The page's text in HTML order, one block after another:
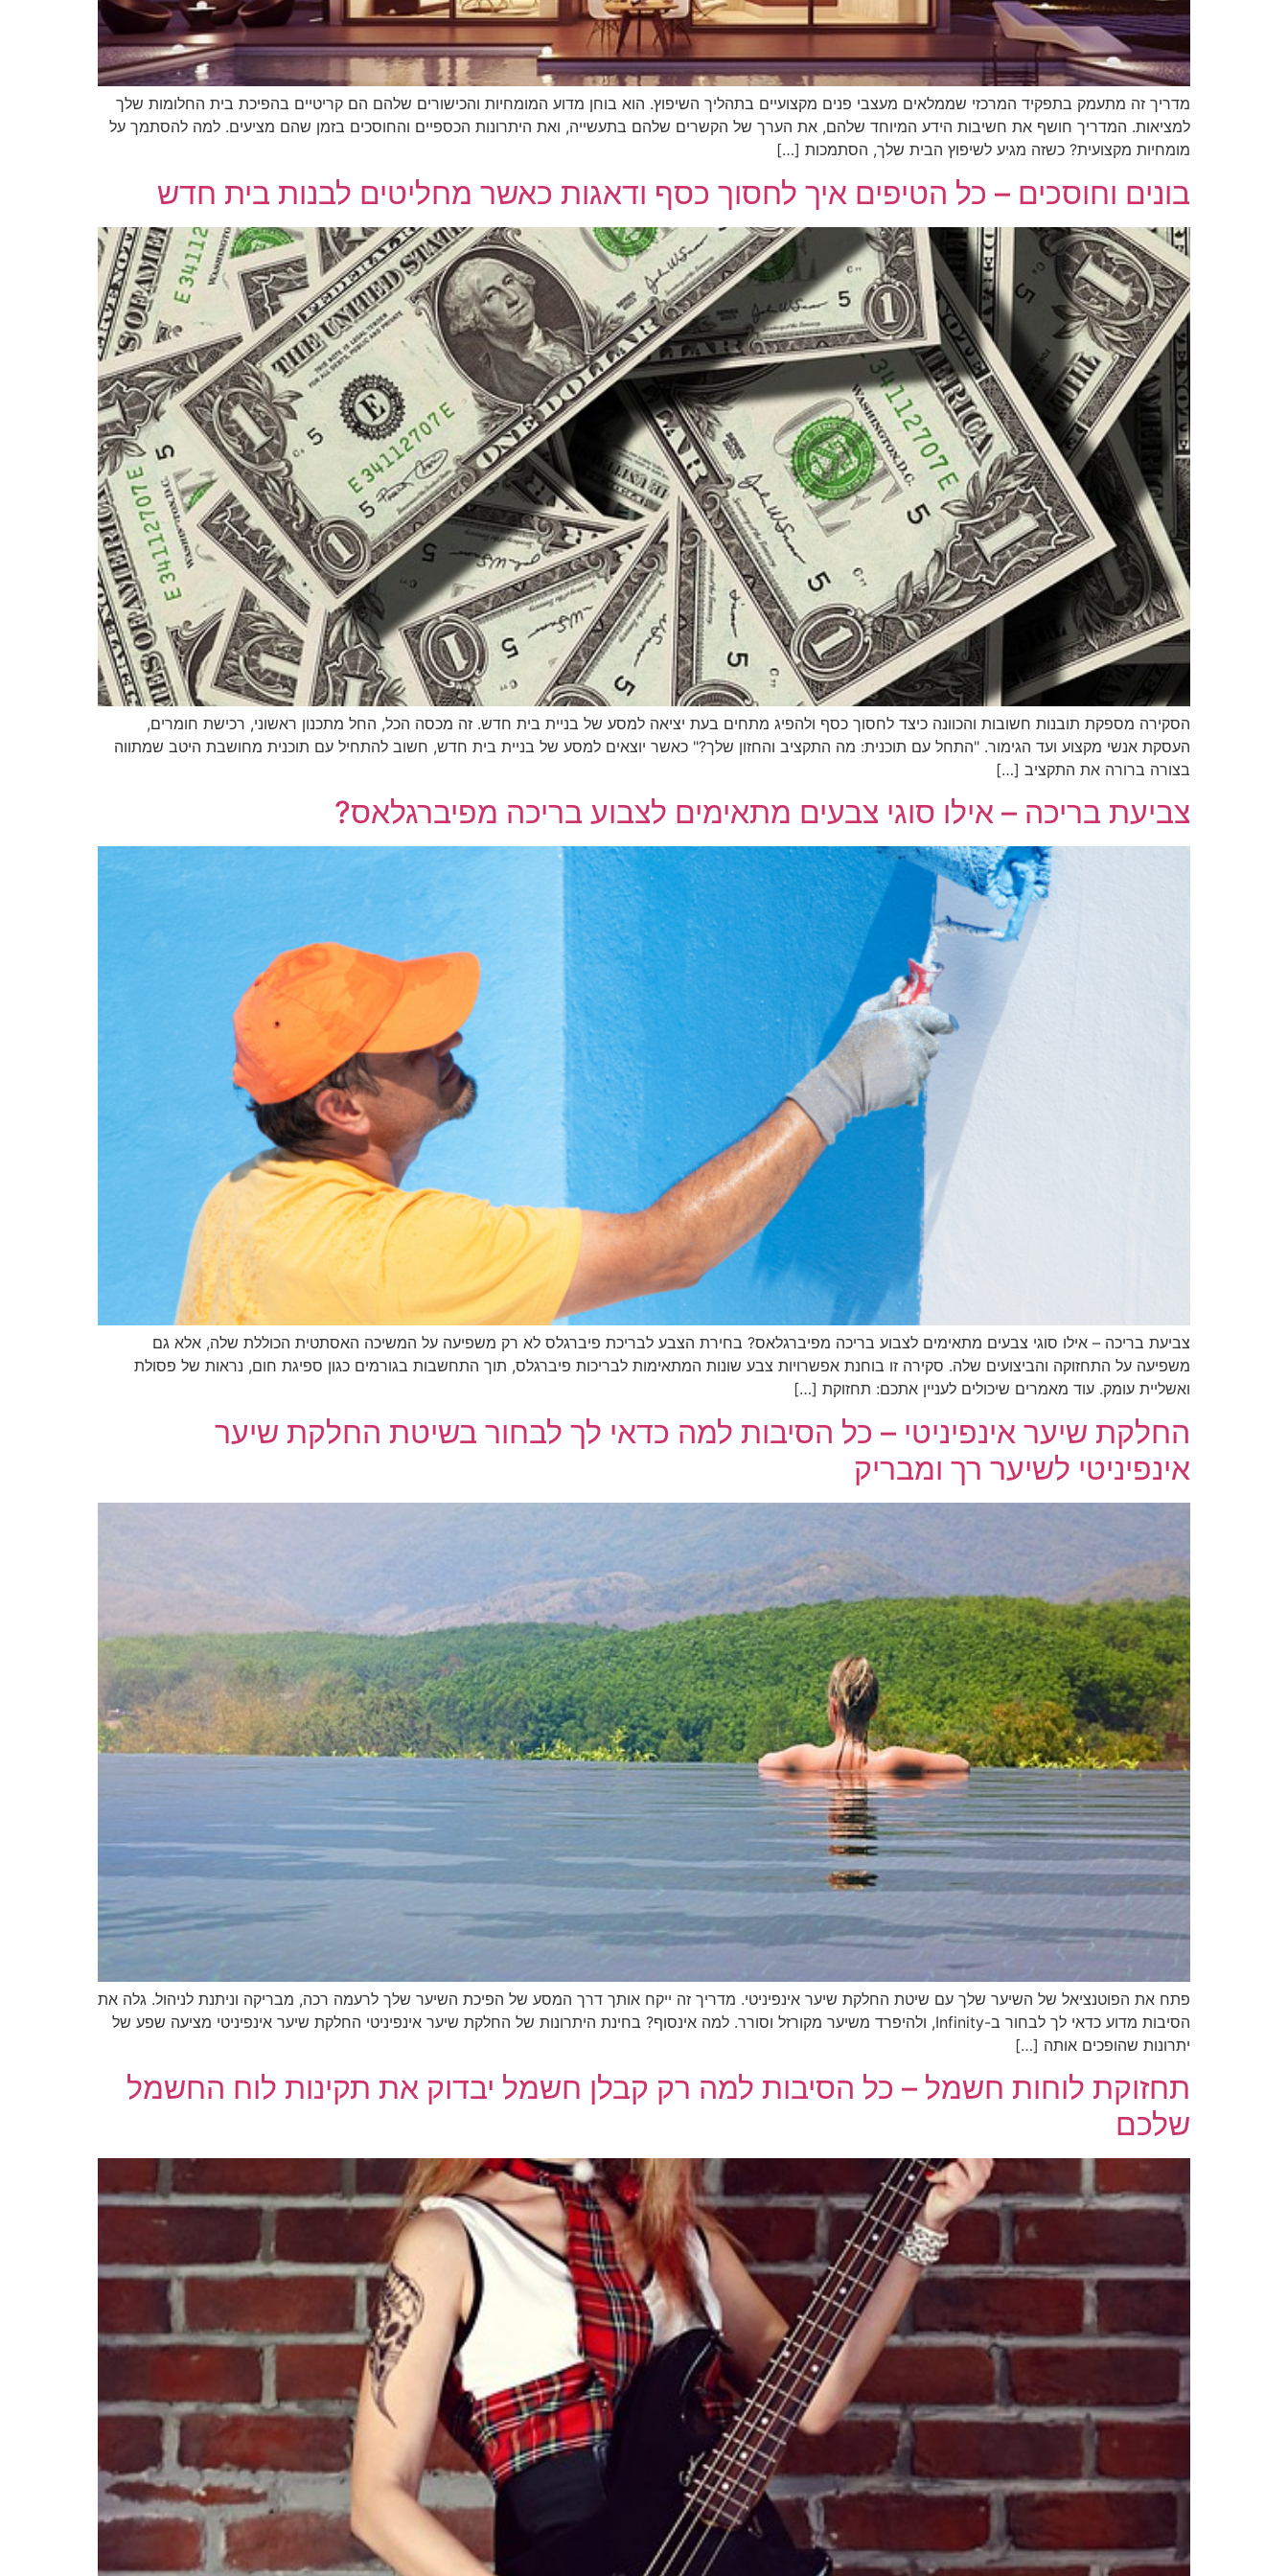
מדריך זה מתעמק בתפקיד המרכזי שממלאים מעצבי פנים מקצועיים בתהליך השיפוץ. הוא בוחן מדוע המומחיות והכישורים שלהם הם קריטיים בהפיכת בית החלומות שלך
למציאות. המדריך חושף את חשיבות הידע המיוחד שלהם, את הערך של הקשרים שלהם בתעשייה, ואת היתרונות הכספיים והחוסכים בזמן שהם מציעים. למה להסתמך על
מומחיות מקצועית? כשזה מגיע לשיפוץ הבית שלך, הסתמכות […]
בונים וחוסכים – כל הטיפים איך לחסוך כסף ודאגות כאשר מחליטים לבנות בית חדש
הסקירה מספקת תובנות חשובות והכוונה כיצד לחסוך כסף ולהפיג מתחים בעת יציאה למסע של בניית בית חדש. זה מכסה הכל, החל מתכנון ראשוני, רכישת חומרים,
העסקת אנשי מקצוע ועד הגימור. "התחל עם תוכנית: מה התקציב והחזון שלך?" כאשר יוצאים למסע של בניית בית חדש, חשוב להתחיל עם תוכנית מחושבת היטב שמתווה
בצורה ברורה את התקציב […]
צביעת בריכה – אילו סוגי צבעים מתאימים לצבוע בריכה מפיברגלאס?
צביעת בריכה – אילו סוגי צבעים מתאימים לצבוע בריכה מפיברגלאס? בחירת הצבע לבריכת פיברגלס לא רק משפיעה על המשיכה האסתטית הכוללת שלה, אלא גם
משפיעה על התחזוקה והביצועים שלה. סקירה זו בוחנת אפשרויות צבע שונות המתאימות לבריכות פיברגלס, תוך התחשבות בגורמים כגון ספיגת חום, נראות של פסולת
ואשליית עומק. עוד מאמרים שיכולים לעניין אתכם: תחזוקת […]
החלקת שיער אינפיניטי – כל הסיבות למה כדאי לך לבחור בשיטת החלקת שיער
אינפיניטי לשיער רך ומבריק
פתח את הפוטנציאל של השיער שלך עם שיטת החלקת שיער אינפיניטי. מדריך זה ייקח אותך דרך המסע של הפיכת השיער שלך לרעמה רכה, מבריקה וניתנת לניהול. גלה את
הסיבות מדוע כדאי לך לבחור ב-Infinity, ולהיפרד משיער מקורזל וסורר. למה אינסוף? בחינת היתרונות של החלקת שיער אינפיניטי החלקת שיער אינפיניטי מציעה שפע של
יתרונות שהופכים אותה […]
תחזוקת לוחות חשמל – כל הסיבות למה רק קבלן חשמל יבדוק את תקינות לוח החשמל
שלכם